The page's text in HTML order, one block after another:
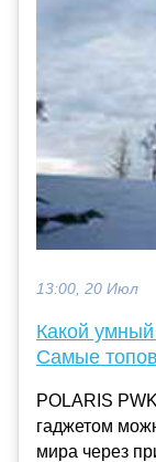
13:00, 20 Июл
Какой умный
Самые
POLARIS
гаджетом
мира через